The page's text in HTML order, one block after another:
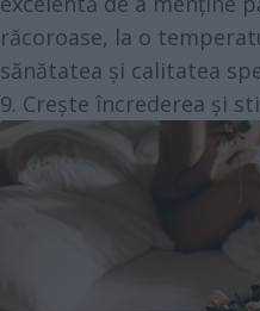
răcoroase, la o
sănătatea și calitatea
9. Crește încrederea și